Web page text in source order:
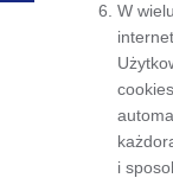
W
i